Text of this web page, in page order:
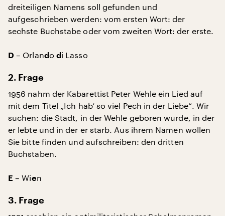
dreiteiligen Namens soll gefunden und
aufgeschrieben werden: vom ersten Wort: der
sechste Buchstabe oder vom zweiten Wort: der erste.
D – Orlando d i Lasso
2. Frage
1956 nahm der Kabarettist Peter Wehle ein Lied auf
mit dem Titel „Ich hab‘ so viel Pech in der Liebe“. Wir
suchen: die Stadt, in der Wehle geboren wurde, in der
er lebte und in der er starb. Aus ihrem Namen wollen
Sie bitte finden und aufschreiben: den dritten
Buchstaben.
E – Wien
3. Frage